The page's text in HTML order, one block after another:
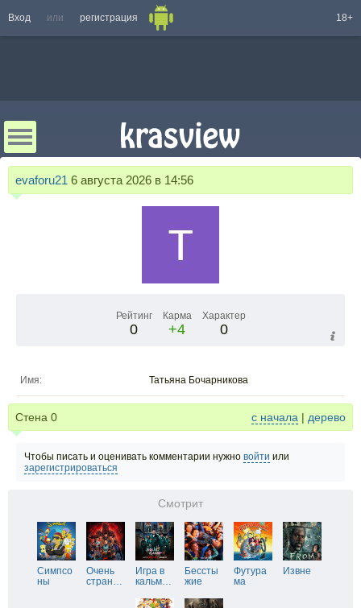
Вход или регистрация 18+
evaforu21 6 августа 2026 в 14:56
Рейтинг
0
Карма
+4
Характер
0
Имя: Татьяна Бочарникова
Стена 0 с начала | дерево
Чтобы писать и оценивать комментарии нужно войти или
зарегистрироваться
Смотрит
Симпсо
ны
Очень
стран…
Игра в
кальм…
Бессты
жие
Футура
ма
Извне